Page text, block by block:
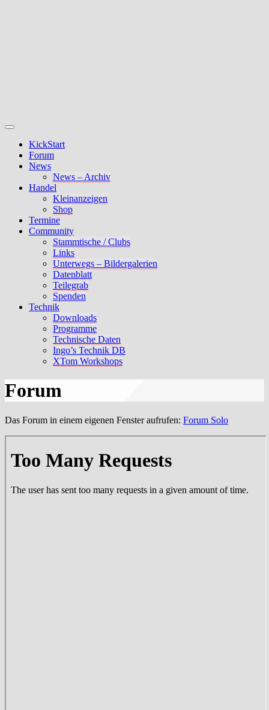
KickStart
Forum
News
News – Archiv
Handel
Kleinanzeigen
Shop
Termine
Community
Stammtische / Clubs
Links
Unterwegs – Bildergalerien
Datenblatt
Teilegrab
Spenden
Technik
Downloads
Programme
Technische Daten
Ingo’s Technik DB
XTom Workshops
Forum
Das Forum in einem eigenen Fenster aufrufen: Forum Solo